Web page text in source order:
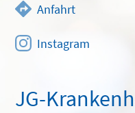
Anfahrt
Instagram
JG-